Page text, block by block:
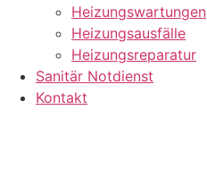
Heizungswartungen
Heizungsausfälle
Heizungsreparatur
Sanitär Notdienst
Kontakt